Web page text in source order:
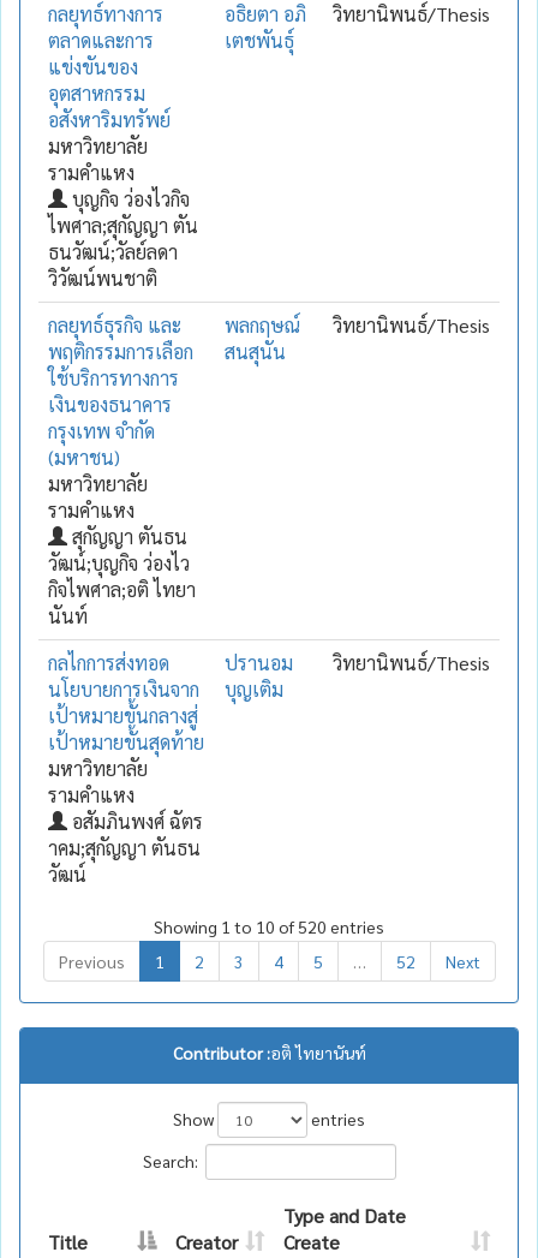
กลยุทธ์ทางการ
ตลาดและการ
แข่งขันของ
อุตสาหกรรม
อสังหาริมทรัพย์
มหาวิทยาลัย
รามคำแหง
บุญกิจ ว่องไวกิจ
ไพศาล;สุกัญญา ตัน
ธนวัฒน์;วัลย์ลดา
วิวัฒน์พนชาติ
อธิยตา อภิ
เตชพันธุ์
วิทยานิพนธ์/Thesis
กลยุทธ์ธุรกิจ และ
พฤติกรรมการเลือก
ใช้บริการทางการ
เงินของธนาคาร
กรุงเทพ จำกัด
(มหาชน)
มหาวิทยาลัย
รามคำแหง
สุกัญญา ตันธน
วัฒน์;บุญกิจ ว่องไว
กิจไพศาล;อติ ไทยา
นันท์
พลกฤษณ์
สนสุนัน
วิทยานิพนธ์/Thesis
กลไกการส่งทอด
นโยบายการเงินจาก
เป้าหมายขั้นกลางสู่
เป้าหมายขั้นสุดท้าย
มหาวิทยาลัย
รามคำแหง
อสัมภินพงศ์ ฉัตร
าคม;สุกัญญา ตันธน
วัฒน์
ปรานอม
บุญเติม
วิทยานิพนธ์/Thesis
Showing 1 to 10 of 520 entries
Previous
1 2 3 4 5 52 Next
Contributor :อติ ไทยานันท์
Show
entries
Search:
Title Creator
Type and Date
Create